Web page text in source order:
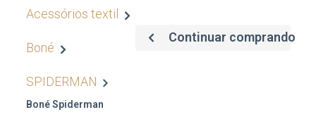
Acessórios textil
Boné
SPIDERMAN
Boné Spiderman
Continuar comprando